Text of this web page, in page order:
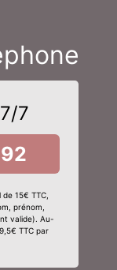
7
15€ TTC,
prénom,
valide). Au-
TTC par